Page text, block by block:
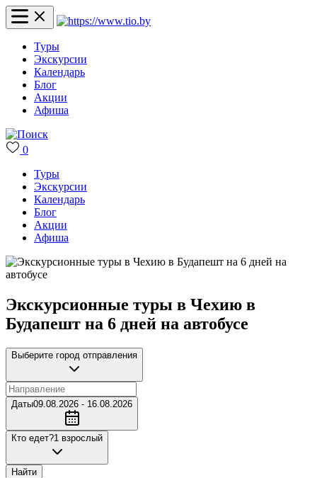
Туры
Экскурсии
Календарь
Блог
Акции
Афиша
0
Туры
Экскурсии
Календарь
Блог
Акции
Афиша
Экскурсионные туры в Чехию в
Будапешт на 6 дней на автобусе
Выберите город отправления
Даты09.08.2026 - 16.08.2026
Кто едет?1 взрослый
Найти